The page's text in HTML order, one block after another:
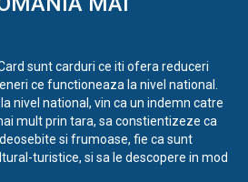
sunt carduri ce iti ofera reduceri
ce functioneaza la nivel national.
nivel national, vin ca un indemn catre
mult prin tara, sa constientizeze ca
si frumoase, fie ca sunt
turistice, si sa le descopere in mod